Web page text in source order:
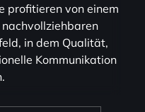
profitieren von einem
in dem Qualität,
Kommunikation